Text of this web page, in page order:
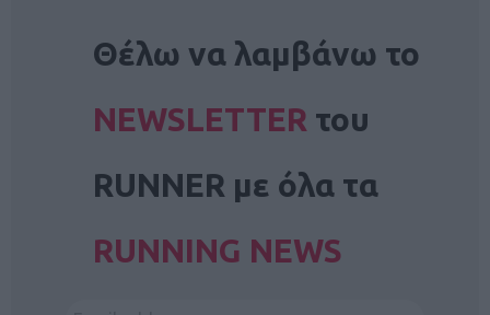
Θέλω να λαμβάνω το
NEWSLETTER του
RUNNER με όλα τα
RUNNING NEWS